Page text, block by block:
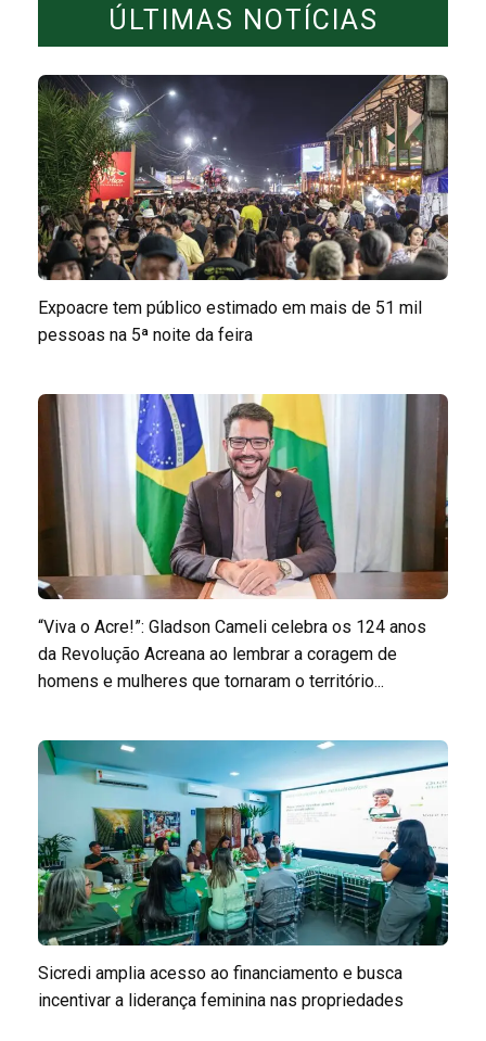
ÚLTIMAS NOTÍCIAS
Expoacre tem público estimado em mais de 51 mil
pessoas na 5ª noite da feira
“Viva o Acre!”: Gladson Cameli celebra os 124 anos
da Revolução Acreana ao lembrar a coragem de
homens e mulheres que tornaram o território...
Sicredi amplia acesso ao financiamento e busca
incentivar a liderança feminina nas propriedades